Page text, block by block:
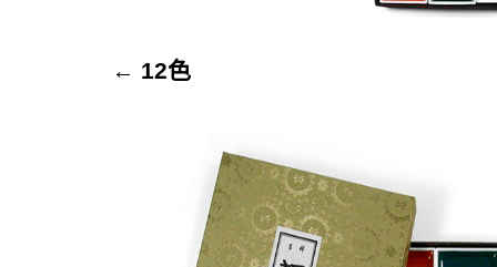
← 12色